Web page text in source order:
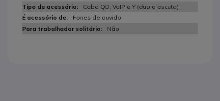
Cabo QD, VoIP e Y (dupla escuta)
Fones de ouvido
Não